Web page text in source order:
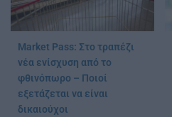
Market Pass: Στο τραπέζι
νέα ενίσχυση από το
φθινόπωρο – Ποιοί
εξετάζεται να είναι
δικαιούχοι